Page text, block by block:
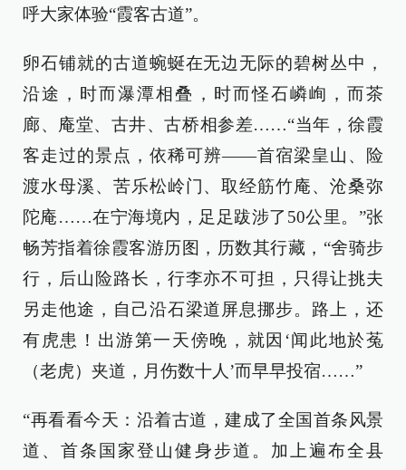
呼大家体验“霞客古道”。
卵石铺就的古道蜿蜒在无边无际的碧树丛中，
沿途，时而瀑潭相叠，时而怪石嶙峋，而茶
廊、庵堂、古井、古桥相参差……“当年，徐霞
客走过的景点，依稀可辨——首宿梁皇山、险
渡水母溪、苦乐松岭门、取经筋竹庵、沧桑弥
陀庵……在宁海境内，足足跋涉了50公里。”张
畅芳指着徐霞客游历图，历数其行藏，“舍骑步
行，后山险路长，行李亦不可担，只得让挑夫
另走他途，自己沿石梁道屏息挪步。路上，还
有虎患！出游第一天傍晚，就因‘闻此地於菟
（老虎）夹道，月伤数十人’而早早投宿……”
“再看看今天：沿着古道，建成了全国首条风景
道、首条国家登山健身步道。加上遍布全县